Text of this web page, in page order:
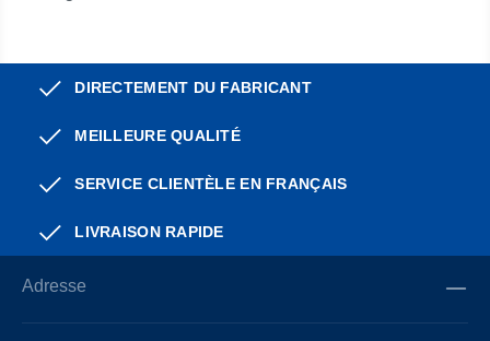
DIRECTEMENT DU FABRICANT
MEILLEURE QUALITÉ
SERVICE CLIENTÈLE EN FRANÇAIS
LIVRAISON RAPIDE
Adresse